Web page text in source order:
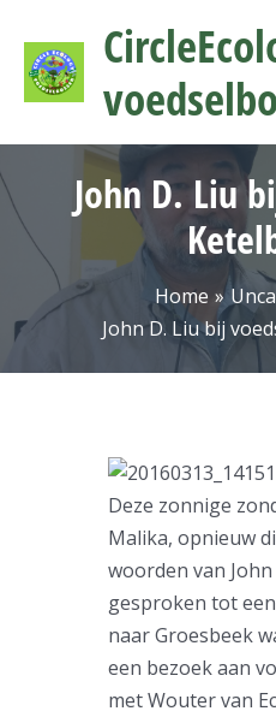
naar
John D. Liu
Home
John D. Liu bij
Deze zonnige
Malika, opnieuw
woorden van
gesproken tot
naar Groesbeek
een bezoek aan
met Wouter van